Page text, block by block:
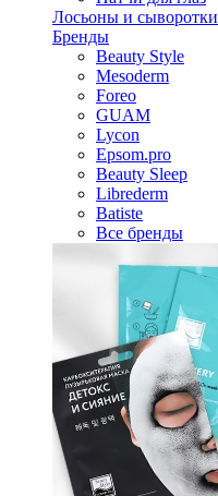
Лосьоны и сыворотки
Бренды
Beauty Style
Mesoderm
Foreo
GUAM
Lycon
Epsom.pro
Beauty Sleep
Librederm
Batiste
Все бренды